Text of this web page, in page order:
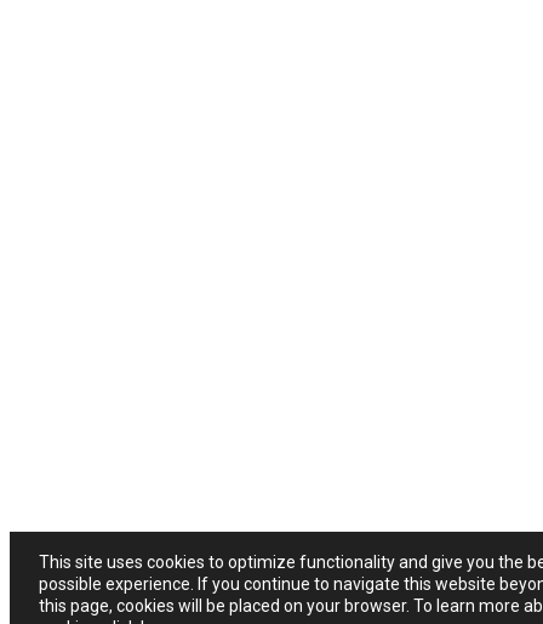
This site uses cookies to optimize functionality and give you the
possible experience. If you continue to navigate this website
this page, cookies will be placed on your browser. To learn more